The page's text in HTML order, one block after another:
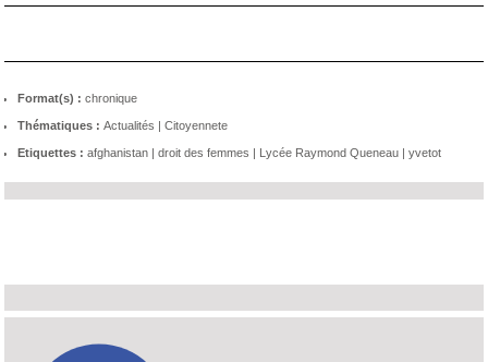
Format(s) : chronique
Thématiques : Actualités | Citoyennete
Etiquettes : afghanistan | droit des femmes | Lycée Raymond Queneau | yvetot